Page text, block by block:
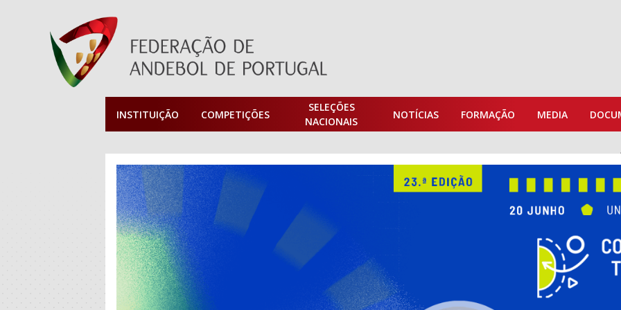
INSTITUIÇÃO COMPETIÇÕES
SELEÇÕES
NACIONAIS
NOTÍCIAS FORMAÇÃO MEDIA